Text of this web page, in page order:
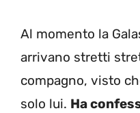
Al momento la
arrivano stretti
compagno, visto
solo lui. Ha